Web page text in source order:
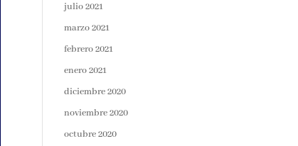
julio 2021
marzo 2021
febrero 2021
enero 2021
diciembre 2020
noviembre 2020
octubre 2020